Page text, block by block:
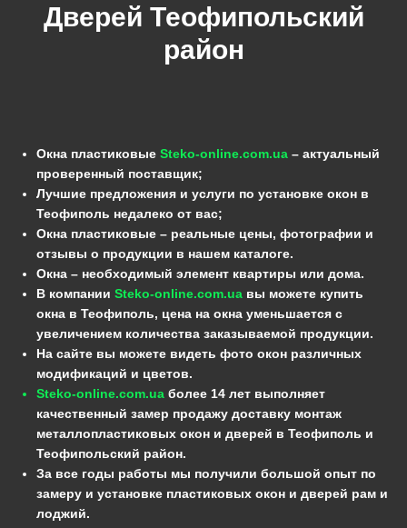
Дверей Теофипольский
район
Окна пластиковые Steko-online.com.ua – актуальный
проверенный поставщик;
Лучшие предложения и услуги по установке окон в
Теофиполь недалеко от вас;
Окна пластиковые – реальные цены, фотографии и
отзывы о продукции в нашем каталоге.
Окна – необходимый элемент квартиры или дома.
В компании Steko-online.com.ua вы можете купить
окна в Теофиполь, цена на окна уменьшается с
увеличением количества заказываемой продукции.
На сайте вы можете видеть фото окон различных
модификаций и цветов.
Steko-online.com.ua более 14 лет выполняет
качественный замер продажу доставку монтаж
металлопластиковых окон и дверей в Теофиполь и
Теофипольский район.
За все годы работы мы получили большой опыт по
замеру и установке пластиковых окон и дверей рам и
лоджий.